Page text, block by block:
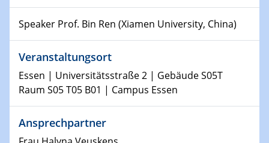
14.01.2025
Physikalisches Kolloquium
Comets – Why Should We Study Them?
15.01.2025
GDCh Kolloquium
Speaker Prof. Bin Ren (Xiamen University, China)
Veranstaltungsort
Essen | Universitätsstraße 2 | Gebäude S05T
Raum S05 T05 B01 | Campus Essen
Ansprechpartner